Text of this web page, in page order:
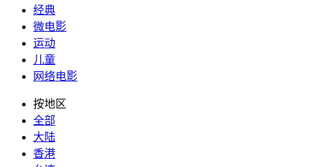
经典
微电影
运动
儿童
网络电影
按地区
全部
大陆
香港